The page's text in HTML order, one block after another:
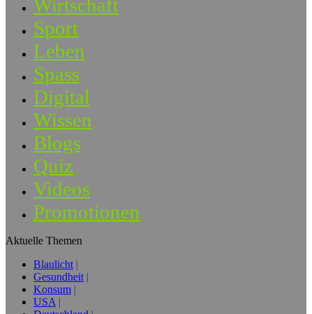
Wirtschaft
Sport
Leben
Spass
Digital
Wissen
Blogs
Quiz
Videos
Promotionen
Aktuelle Themen
Blaulicht
Gesundheit
Konsum
USA